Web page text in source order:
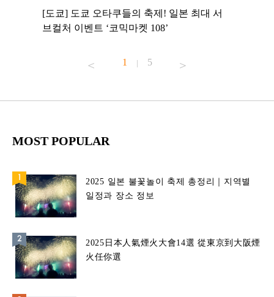
[도쿄] 도쿄 오타쿠들의 축제! 일본 최대 서
브컬처 이벤트 ‘코믹마켓 108’
1 | 5
MOST POPULAR
2025 일본 불꽃놀이 축제 총정리｜지역별
일정과 장소 정보
2025日本人氣煙火大會14選 從東京到大阪煙
火任你選